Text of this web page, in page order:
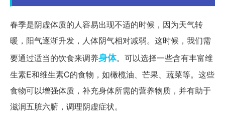
春季是阴虚体质的人容易出现不适的时候，因为天气转
暖，阳气逐渐升发，人体阴气相对减弱。这时候，我们需
要通过适当的饮食来调养身体。可以选择一些含有丰富维
生素E和维生素C的食物，如橄榄油、芒果、蔬菜等。这些
食物可以增强体质，补充身体所需的营养物质，并有助于
滋润五脏六腑，调理阴虚症状。